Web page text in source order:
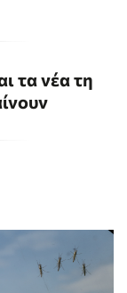
τα νέα τη